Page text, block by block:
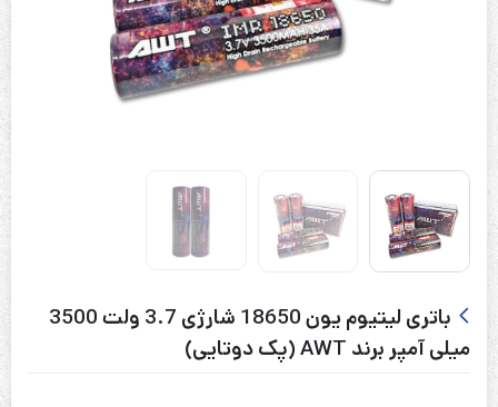
باتری لیتیوم یون 18650 شارژی 3.7 ولت 3500
میلی آمپر برند AWT (پک دوتایی)